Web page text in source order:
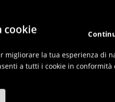
cookie
migliorare la tua esperienza di
a tutti i cookie in conformità